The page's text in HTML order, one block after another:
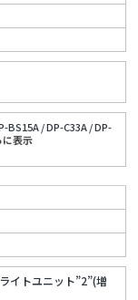
BS15A /DP-C33A /DP-
に表⽰
イトユニット”2”(増